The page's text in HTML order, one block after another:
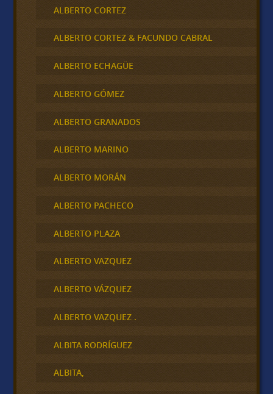
ALBERTO CORTEZ
ALBERTO CORTEZ & FACUNDO CABRAL
ALBERTO ECHAGÜE
ALBERTO GÓMEZ
ALBERTO GRANADOS
ALBERTO MARINO
ALBERTO MORÁN
ALBERTO PACHECO
ALBERTO PLAZA
ALBERTO VAZQUEZ
ALBERTO VÁZQUEZ
ALBERTO VAZQUEZ .
ALBITA RODRÍGUEZ
ALBITA,